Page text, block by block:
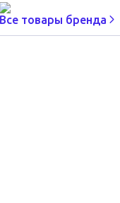
Все товары бренда